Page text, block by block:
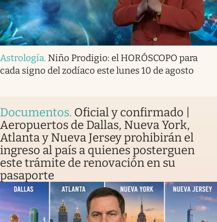
Astrología. Niño Prodigio: el HORÓSCOPO para
cada signo del zodíaco este lunes 10 de agosto
Documentos. Oficial y confirmado |
Aeropuertos de Dallas, Nueva York,
Atlanta y Nueva Jersey prohibirán el
ingreso al país a quienes posterguen
este trámite de renovación en su
pasaporte